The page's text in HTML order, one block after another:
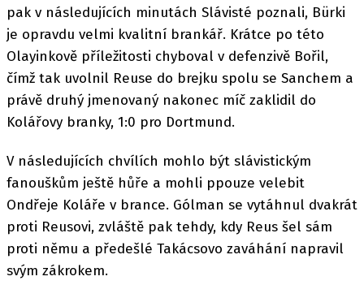
pak v následujících minutách Slávisté poznali, Bürki
je opravdu velmi kvalitní brankář. Krátce po této
Olayinkově příležitosti chyboval v defenzivě Bořil,
čímž tak uvolnil Reuse do brejku spolu se Sanchem a
právě druhý jmenovaný nakonec míč zaklidil do
Kolářovy branky, 1:0 pro Dortmund.
V následujících chvílích mohlo být slávistickým
fanouškům ještě hůře a mohli ppouze velebit
Ondřeje Koláře v brance. Gólman se vytáhnul dvakrát
proti Reusovi, zvláště pak tehdy, kdy Reus šel sám
proti němu a předešlé Takácsovo zaváhání napravil
svým zákrokem.